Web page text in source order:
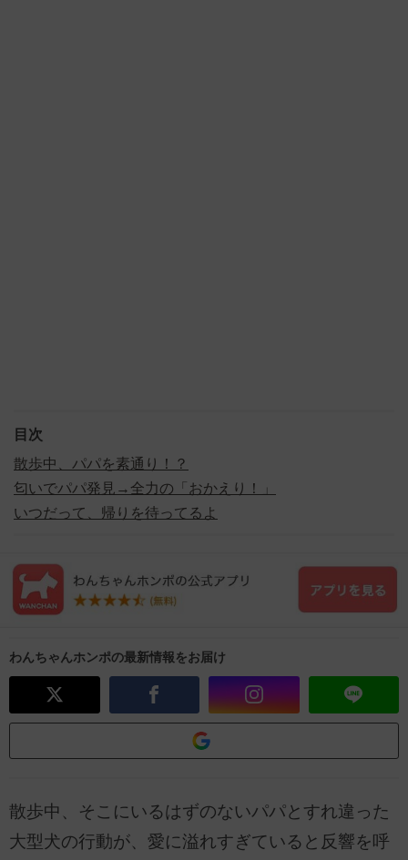
目次
散歩中、パパを素通り！？
匂いでパパ発見→全力の「おかえり！」
いつだって、帰りを待ってるよ
わんちゃんホンポの最新情報をお届け
散歩中、そこにいるはずのないパパとすれ違った
大型犬の行動が、愛に溢れすぎていると反響を呼